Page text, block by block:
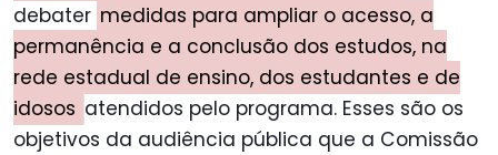
debater medidas para ampliar o acesso, a
permanência e a conclusão dos estudos, na
rede estadual de ensino, dos estudantes e de
idosos atendidos pelo programa. Esses são os
objetivos da audiência pública que a Comissão